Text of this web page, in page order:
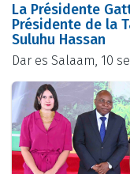
La Présidente
Présidente de la
Suluhu Hassan
Dar es Salaam, 10